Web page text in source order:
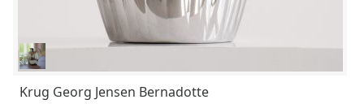
Krug Georg Jensen Bernadotte